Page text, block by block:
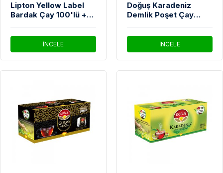
Lipton Yellow Label
Bardak Çay 100'lü +
Earl Grey 20'li
İNCELE
Doğuş Karadeniz
Demlik Poşet Çay
Poşet Çay Hediyeli)
İNCELE